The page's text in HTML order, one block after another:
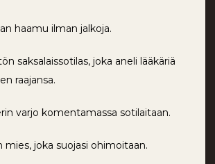
haamu ilman jalkoja.
saksalaissotilas, joka aneli lääkäriä
raajansa.
varjo komentamassa sotilaitaan.
mies, joka suojasi ohimoitaan.